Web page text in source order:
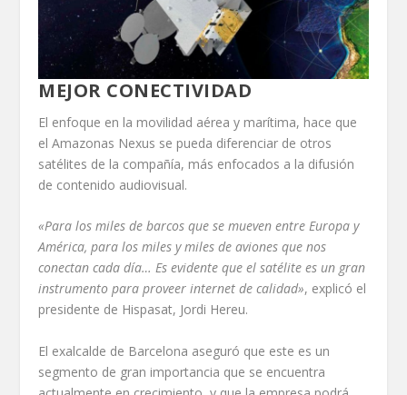
MEJOR CONECTIVIDAD
El enfoque en la movilidad aérea y marítima, hace que
el Amazonas Nexus se pueda diferenciar de otros
satélites de la compañía, más enfocados a la difusión
de contenido audiovisual.
«Para los miles de barcos que se mueven entre Europa y
América, para los miles y miles de aviones que nos
conectan cada día… Es evidente que el satélite es un gran
instrumento para proveer internet de calidad», explicó el
presidente de Hispasat, Jordi Hereu.
El exalcalde de Barcelona aseguró que este es un
segmento de gran importancia que se encuentra